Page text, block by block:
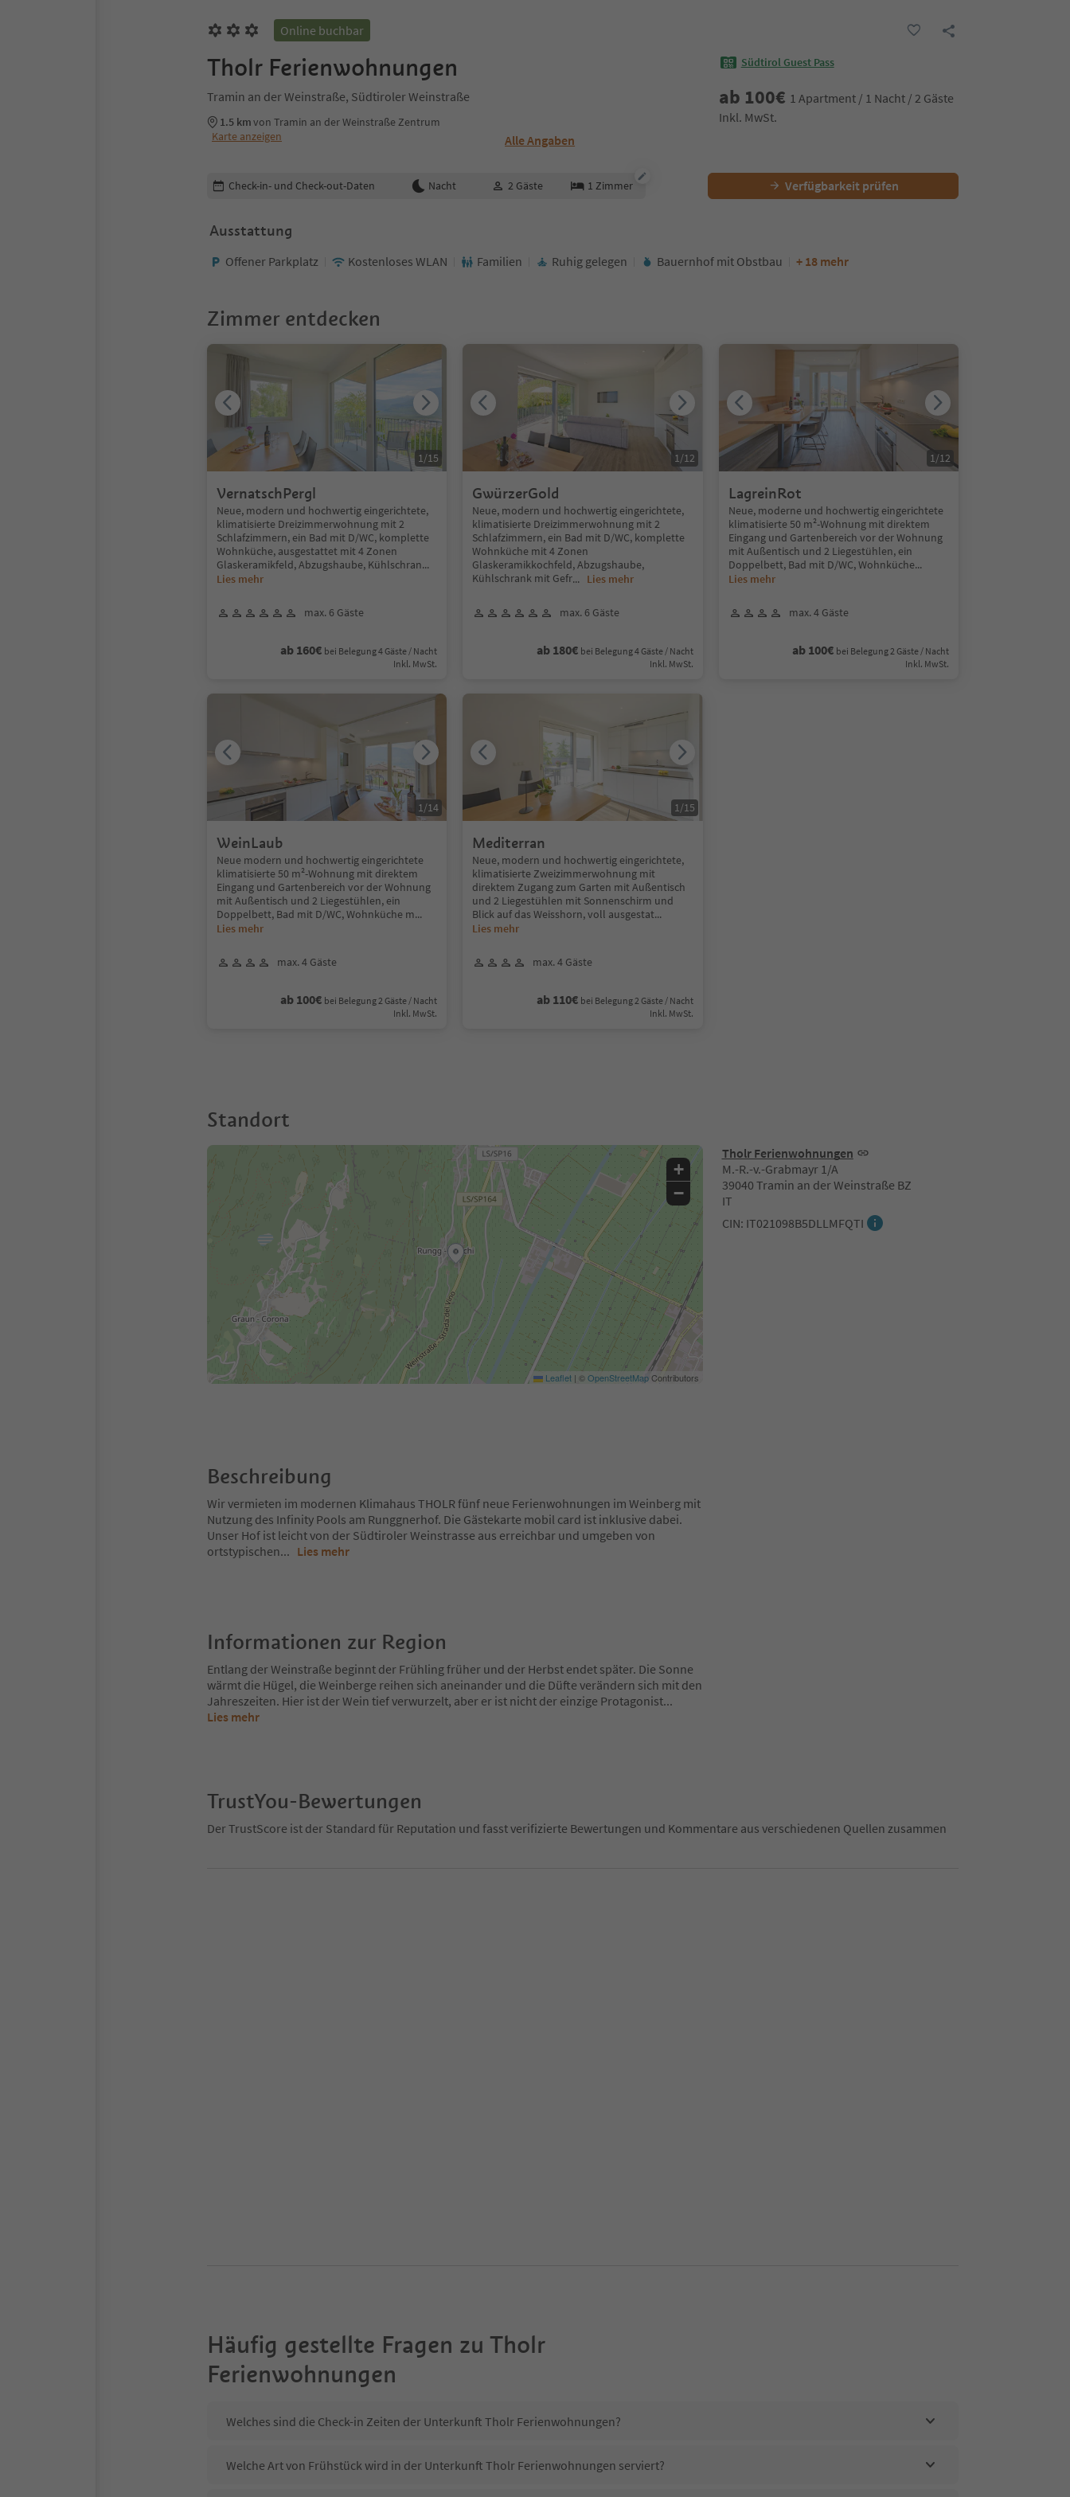
Online buchbar
Tholr Ferienwohnungen
Tramin an der Weinstraße, Südtiroler Weinstraße
1.5 kmvon Tramin an der Weinstraße Zentrum
Karte anzeigen
Alle Angaben
Südtirol Guest Pass
ab 100€ 1 Apartment / 1 Nacht / 2 Gäste
Inkl. MwSt.
Buchungsdetails bearbeiten
Check-in- und Check-out-Daten Nacht 2 Gäste 1 Zimmer Verfügbarkeit prüfen
Ausstattung
Offener Parkplatz Kostenloses WLAN Familien Ruhig gelegen Bauernhof mit Obstbau + 18 mehr
Zimmer entdecken
VernatschPergl
Neue, modern und hochwertig eingerichtete,
klimatisierte Dreizimmerwohnung mit 2
Schlafzimmern, ein Bad mit D/WC, komplette
Wohnküche, ausgestattet mit 4 Zonen
Glaskeramikfeld, Abzugshaube, Kühlschran...
Lies mehr
max. 6 Gäste
ab 160€ bei Belegung 4 Gäste / Nacht
Inkl. MwSt.
1/15
GwürzerGold
Neue, modern und hochwertig eingerichtete,
klimatisierte Dreizimmerwohnung mit 2
Schlafzimmern, ein Bad mit D/WC, komplette
Wohnküche mit 4 Zonen
Glaskeramikkochfeld, Abzugshaube,
Kühlschrank mit Gefr... Lies mehr
max. 6 Gäste
ab 180€ bei Belegung 4 Gäste / Nacht
Inkl. MwSt.
1/12
LagreinRot
Neue, moderne und hochwertig eingerichtete
klimatisierte 50 m²-Wohnung mit direktem
Eingang und Gartenbereich vor der Wohnung
mit Außentisch und 2 Liegestühlen, ein
Doppelbett, Bad mit D/WC, Wohnküche...
Lies mehr
max. 4 Gäste
ab 100€ bei Belegung 2 Gäste / Nacht
Inkl. MwSt.
1/12
WeinLaub
Neue modern und hochwertig eingerichtete
klimatisierte 50 m²-Wohnung mit direktem
Eingang und Gartenbereich vor der Wohnung
mit Außentisch und 2 Liegestühlen, ein
Doppelbett, Bad mit D/WC, Wohnküche m...
Lies mehr
max. 4 Gäste
ab 100€ bei Belegung 2 Gäste / Nacht
Inkl. MwSt.
1/14
Mediterran
Neue, modern und hochwertig eingerichtete,
klimatisierte Zweizimmerwohnung mit
direktem Zugang zum Garten mit Außentisch
und 2 Liegestühlen mit Sonnenschirm und
Blick auf das Weisshorn, voll ausgestat...
Lies mehr
max. 4 Gäste
ab 110€ bei Belegung 2 Gäste / Nacht
Inkl. MwSt.
1/15
Standort
Tholr Ferienwohnungen
M.-R.-v.-Grabmayr 1/A
39040 Tramin an der Weinstraße BZ
IT
CIN: IT021098B5DLLMFQTI
+
−
Leaflet | ©OpenStreetMapContributors
Beschreibung
Wir vermieten im modernen Klimahaus THOLR fünf neue Ferienwohnungen im Weinberg mit
Nutzung des Infinity Pools am Runggnerhof. Die Gästekarte mobil card ist inklusive dabei.
Unser Hof ist leicht von der Südtiroler Weinstrasse aus erreichbar und umgeben von
ortstypischen... Lies mehr
Informationen zur Region
Entlang der Weinstraße beginnt der Frühling früher und der Herbst endet später. Die Sonne
wärmt die Hügel, die Weinberge reihen sich aneinander und die Düfte verändern sich mit den
Jahreszeiten. Hier ist der Wein tief verwurzelt, aber er ist nicht der einzige Protagonist...
Lies mehr
TrustYou-Bewertungen
Der TrustScore ist der Standard für Reputation und fasst verifizierte Bewertungen und Kommentare aus verschiedenen Quellen zusammen
Häufig gestellte Fragen zu Tholr
Ferienwohnungen
Welches sind die Check-in Zeiten der Unterkunft Tholr Ferienwohnungen?
Welche Art von Frühstück wird in der Unterkunft Tholr Ferienwohnungen serviert?